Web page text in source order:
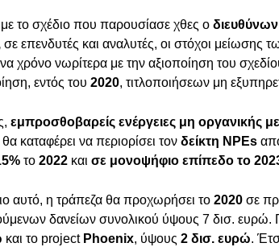
το σχέδιο που παρουσίασε χθες ο
σε επενδυτές και αναλυτές, οι στόχοι μείωσης
χρόνο νωρίτερα με την αξιοποίηση του
εντός του 2020, τιτλοποιήσεων μη
εμπροσθοβαρείς ενέργειες μη οργανικής
θα καταφέρει να περιορίσει τον δείκτη NPEs
το 2022 και σε μονοψήφιο επίπεδο το
αυτό, η τράπεζα θα προχωρήσει το 2020 σε
δανείων συνολικού ύψους 7 δισ. ευρώ.
και το project Phoenix, ύψους 2 δισ. ευρώ.